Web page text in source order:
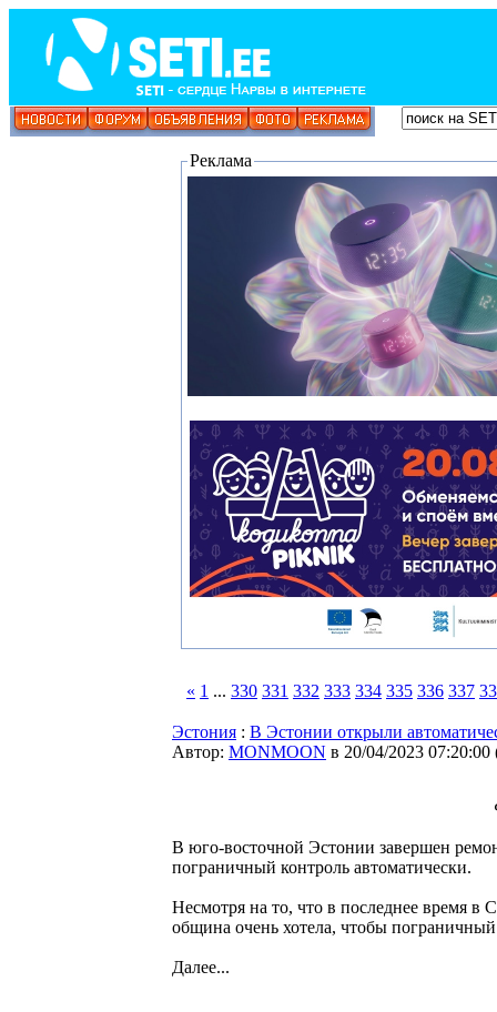
Реклама
« 1 ... 330 331 332 333 334 335 336 337
Эстония : В Эстонии открыли
Автор: MONMOON в 20/04/2023 07:20:00
В юго-восточной Эстонии завершен
пограничный контроль автоматически.
Несмотря на то, что в последнее время в
община очень хотела, чтобы
Далее...